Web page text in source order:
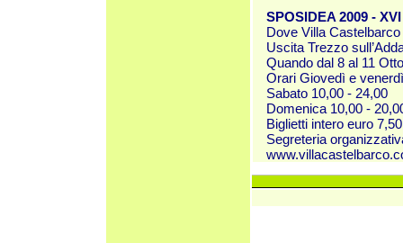
SPOSIDEA 2009 -
Dove Villa
Uscita Trezzo
Quando dal 8 al 11
Orari Giovedì e
Sabato 10,00 - 24,00
Domenica 10,00 -
Biglietti intero euro
Segreteria